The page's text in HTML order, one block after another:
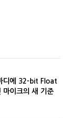
디에 32-bit Float
마이크의 새 기준